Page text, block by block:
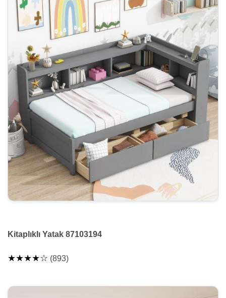
Kitaplıklı Yatak 87103194
★★★★☆ (893)